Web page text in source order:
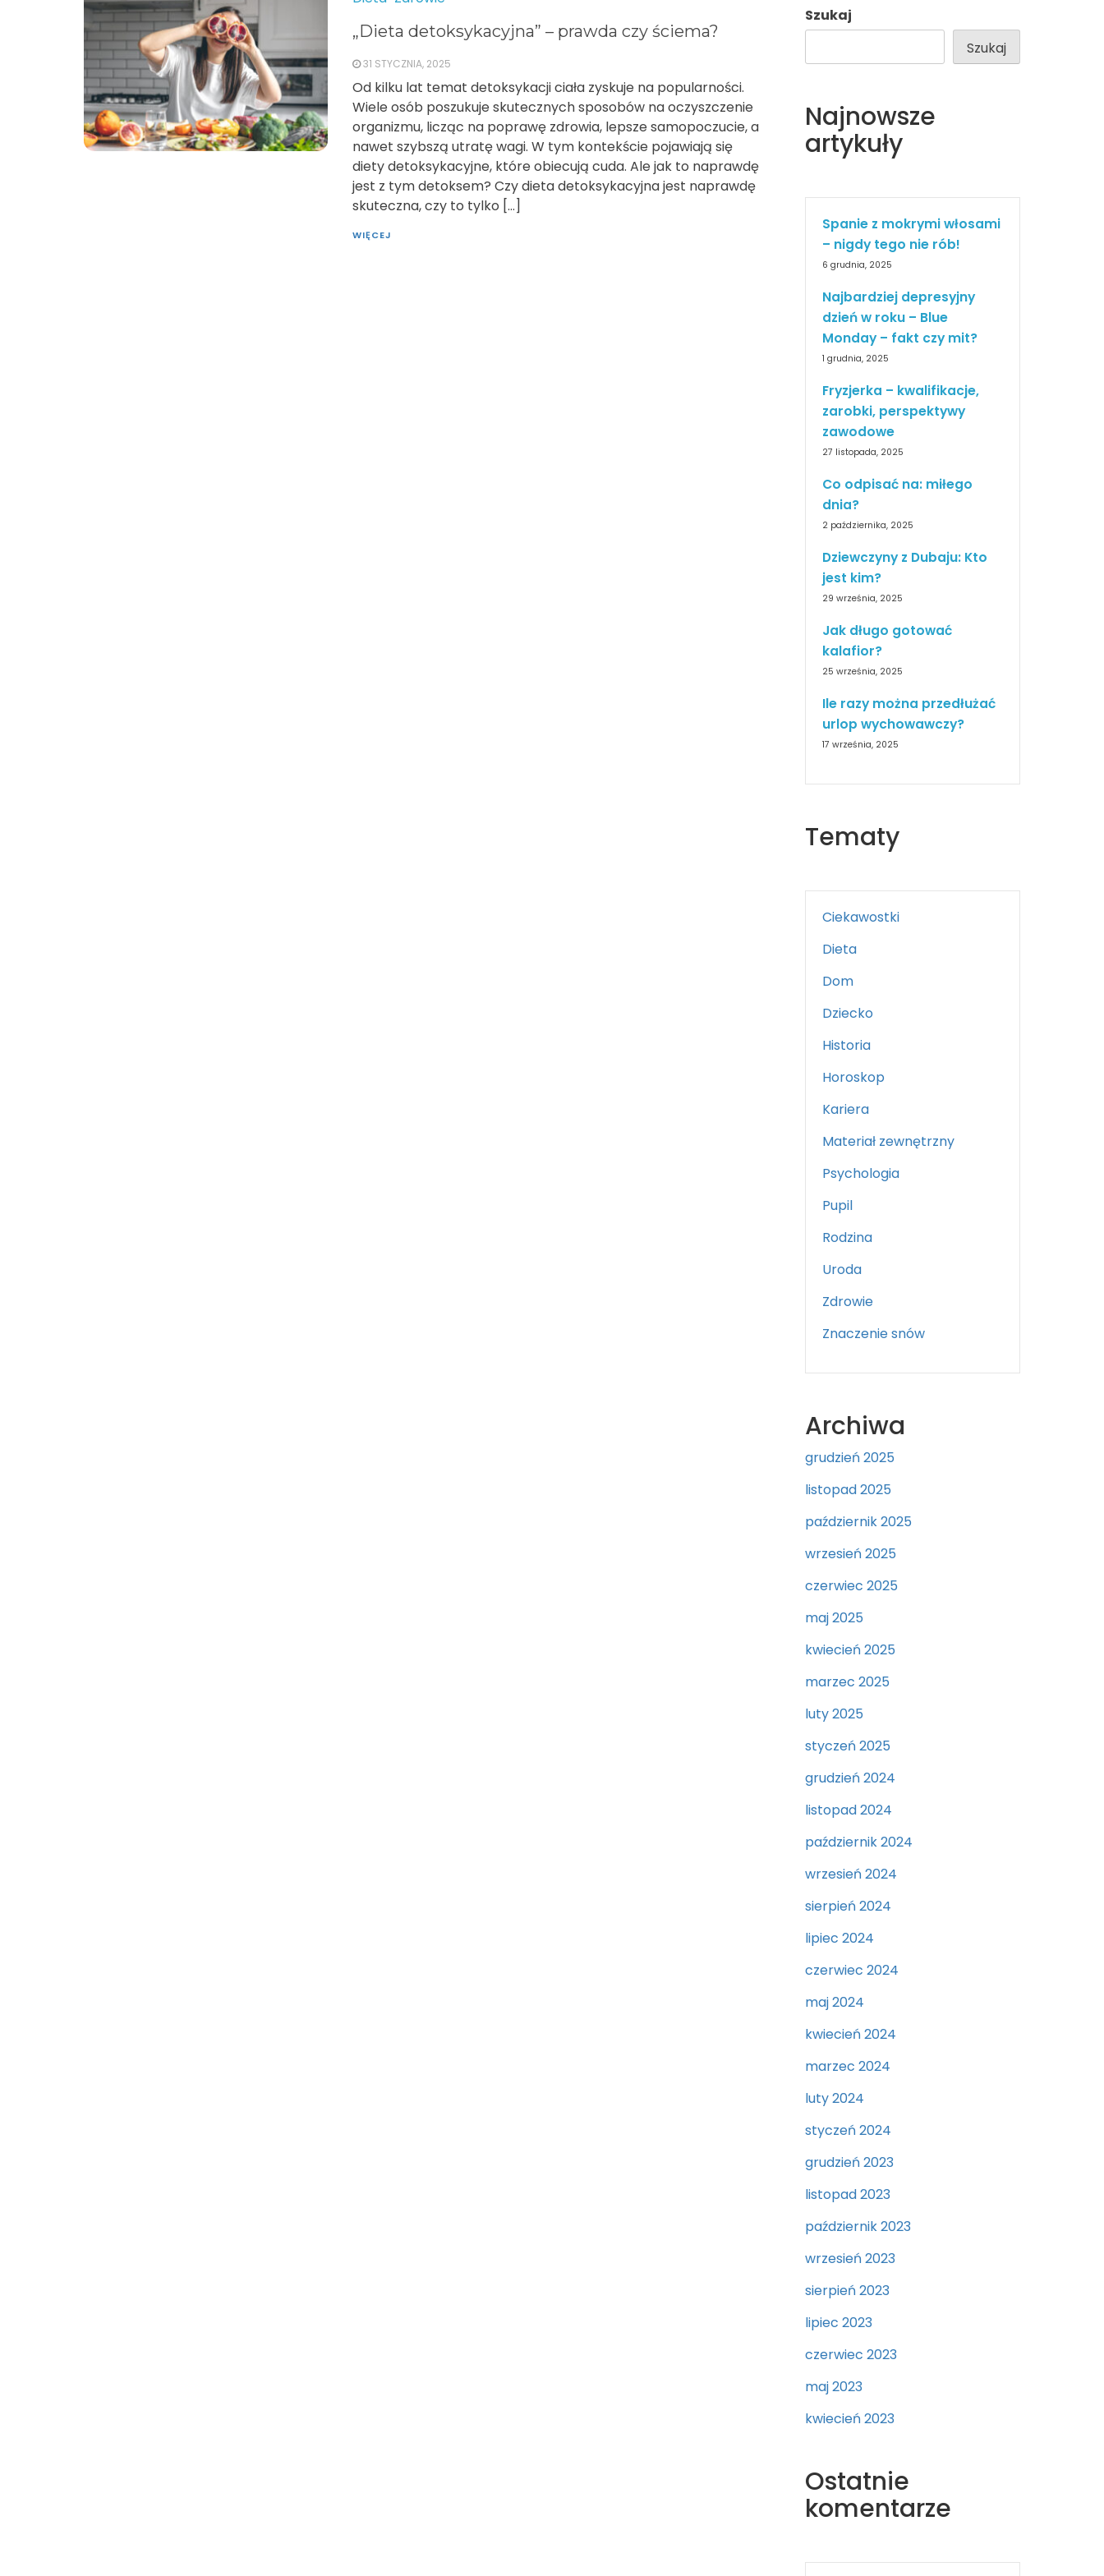
„Dieta detoksykacyjna” – prawda czy ściema?
31 STYCZNIA, 2025
Od kilku lat temat detoksykacji ciała zyskuje na popularności.
Wiele osób poszukuje skutecznych sposobów na oczyszczenie
organizmu, licząc na poprawę zdrowia, lepsze samopoczucie, a
nawet szybszą utratę wagi. W tym kontekście pojawiają się
diety detoksykacyjne, które obiecują cuda. Ale jak to naprawdę
jest z tym detoksem? Czy dieta detoksykacyjna jest naprawdę
skuteczna, czy to tylko […]
WIĘCEJ
Szukaj
Szukaj
Najnowsze
artykuły
Spanie z mokrymi włosami
– nigdy tego nie rób!
6 grudnia, 2025
Najbardziej depresyjny
dzień w roku – Blue
Monday – fakt czy mit?
1 grudnia, 2025
Fryzjerka – kwalifikacje,
zarobki, perspektywy
zawodowe
27 listopada, 2025
Co odpisać na: miłego
dnia?
2 października, 2025
Dziewczyny z Dubaju: Kto
jest kim?
29 września, 2025
Jak długo gotować
kalafior?
25 września, 2025
Ile razy można przedłużać
urlop wychowawczy?
17 września, 2025
Tematy
Ciekawostki
Dieta
Dom
Dziecko
Historia
Horoskop
Kariera
Materiał zewnętrzny
Psychologia
Pupil
Rodzina
Uroda
Zdrowie
Znaczenie snów
Archiwa
grudzień 2025
listopad 2025
październik 2025
wrzesień 2025
czerwiec 2025
maj 2025
kwiecień 2025
marzec 2025
luty 2025
styczeń 2025
grudzień 2024
listopad 2024
październik 2024
wrzesień 2024
sierpień 2024
lipiec 2024
czerwiec 2024
maj 2024
kwiecień 2024
marzec 2024
luty 2024
styczeń 2024
grudzień 2023
listopad 2023
październik 2023
wrzesień 2023
sierpień 2023
lipiec 2023
czerwiec 2023
maj 2023
kwiecień 2023
Ostatnie
komentarze